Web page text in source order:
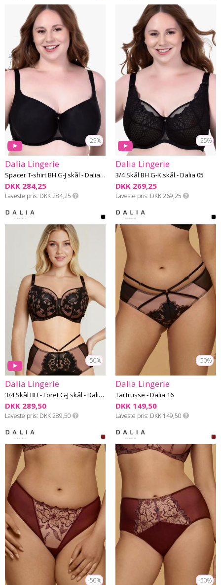
-25%
Dalia Lingerie
Spacer T-shirt BH G-J skål - Dalia 05
DKK 284,25
Laveste pris DKK 284,25
-25%
Dalia Lingerie
3/4 Skål BH G-K skål - Dalia 05
DKK 269,25
Laveste pris DKK 269,25
-50%
Dalia Lingerie
3/4 Skål BH - Foret G-J skål - Dalia 16
DKK 289,50
Laveste pris DKK 289,50
-50%
Dalia Lingerie
Tai trusse - Dalia 16
DKK 149,50
Laveste pris DKK 149,50
-50% -50%